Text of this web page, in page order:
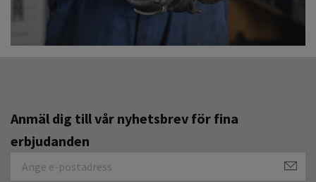
Anmäl dig till vår nyhetsbrev för fina
erbjudanden